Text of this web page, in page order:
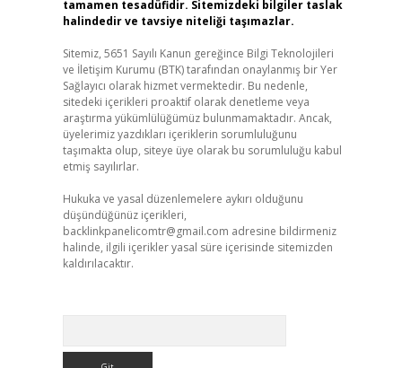
tamamen tesadüfidir. Sitemizdeki bilgiler taslak
halindedir ve tavsiye niteliği taşımazlar.
Sitemiz, 5651 Sayılı Kanun gereğince Bilgi Teknolojileri
ve İletişim Kurumu (BTK) tarafından onaylanmış bir Yer
Sağlayıcı olarak hizmet vermektedir. Bu nedenle,
sitedeki içerikleri proaktif olarak denetleme veya
araştırma yükümlülüğümüz bulunmamaktadır. Ancak,
üyelerimiz yazdıkları içeriklerin sorumluluğunu
taşımakta olup, siteye üye olarak bu sorumluluğu kabul
etmiş sayılırlar.
Hukuka ve yasal düzenlemelere aykırı olduğunu
düşündüğünüz içerikleri,
backlinkpanelicomtr@gmail.com adresine bildirmeniz
halinde, ilgili içerikler yasal süre içerisinde sitemizden
kaldırılacaktır.